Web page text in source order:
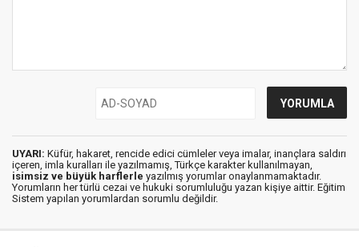
UYARI: Küfür, hakaret, rencide edici cümleler veya imalar, inançlara saldırı
içeren, imla kuralları ile yazılmamış, Türkçe karakter kullanılmayan,
isimsiz ve büyük harflerle yazılmış yorumlar onaylanmamaktadır.
Yorumların her türlü cezai ve hukuki sorumluluğu yazan kişiye aittir. Eğitim
Sistem yapılan yorumlardan sorumlu değildir.